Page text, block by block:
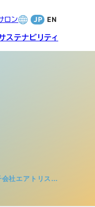
ロン
ステナビリティ
会社エアトリス…